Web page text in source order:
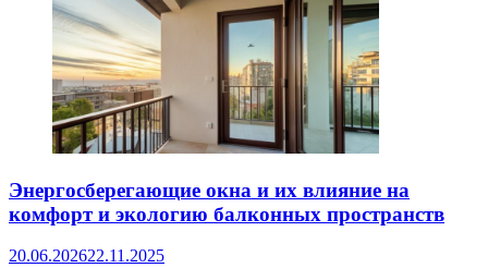
Энергосберегающие окна и их влияние на
комфорт и экологию балконных пространств
20.06.202622.11.2025